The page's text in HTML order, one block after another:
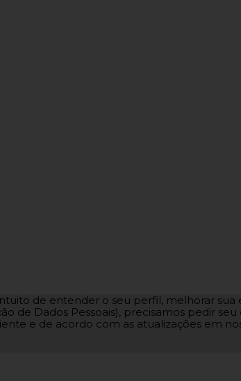
de entender o seu perfil, melhorar
de Dados Pessoais), precisamos pedir
e de acordo com as atualizações em